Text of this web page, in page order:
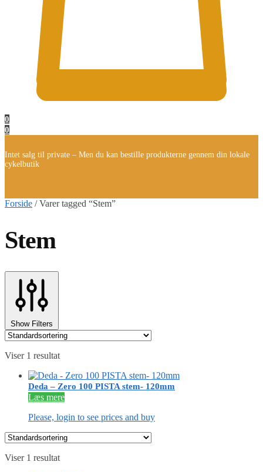
0
0
Intet salg til private – Men du kan bestille produkterne gennem din lokale
cykelbutik
Forside /Varer tagged “Stem”
Stem
Show Filters
Viser 1 resultat
Deda – Zero 100 PISTA stem- 120mm
Læs mere
Please, login to see prices and buy
Viser 1 resultat